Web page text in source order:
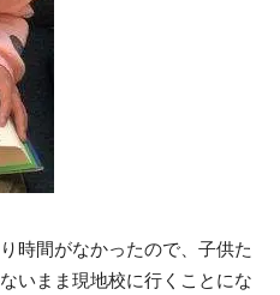
時間がなかったので、子供た
いまま現地校に行くことにな